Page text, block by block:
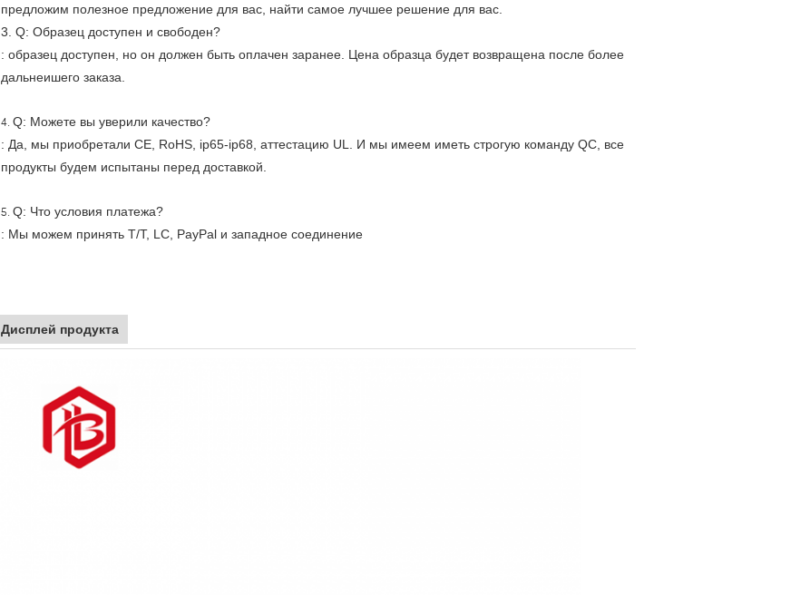
предложим полезное предложение для вас, найти самое лучшее решение для вас.
3. Q: Образец доступен и свободен?
: образец доступен, но он должен быть оплачен заранее. Цена образца будет возвращена после более
дальнеишего заказа.
4. Q: Можете вы уверили качество?
: Да, мы приобретали CE, RoHS, ip65-ip68, аттестацию UL. И мы имеем иметь строгую команду QC, все
продукты будем испытаны перед доставкой.
5. Q: Что условия платежа?
: Мы можем принять T/T, LC, PayPal и западное соединение
Дисплей продукта